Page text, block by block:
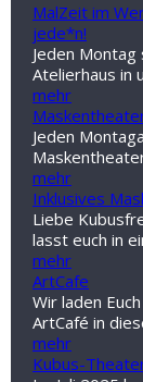
MalZeit im
jede*n!
Jeden Montag
Atelierhaus in
mehr
Jeden
mehr
Inklusives
Liebe
lasst euch in
mehr
ArtCafe
Wir laden
ArtCafé in
mehr
Kubus-